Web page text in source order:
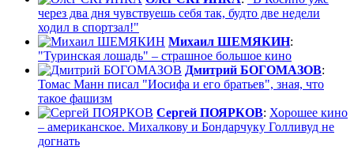
через два дня чувствуешь себя так, будто две недели
ходил в спортзал!"
Михаил ШЕМЯКИН:
"Туринская лошадь" – страшное большое кино
Дмитрий БОГОМАЗОВ:
Томас Манн писал "Иосифа и его братьев", зная, что
такое фашизм
Сергей ПОЯРКОВ: Хорошее кино
– американское. Михалкову и Бондарчуку Голливуд не
догнать